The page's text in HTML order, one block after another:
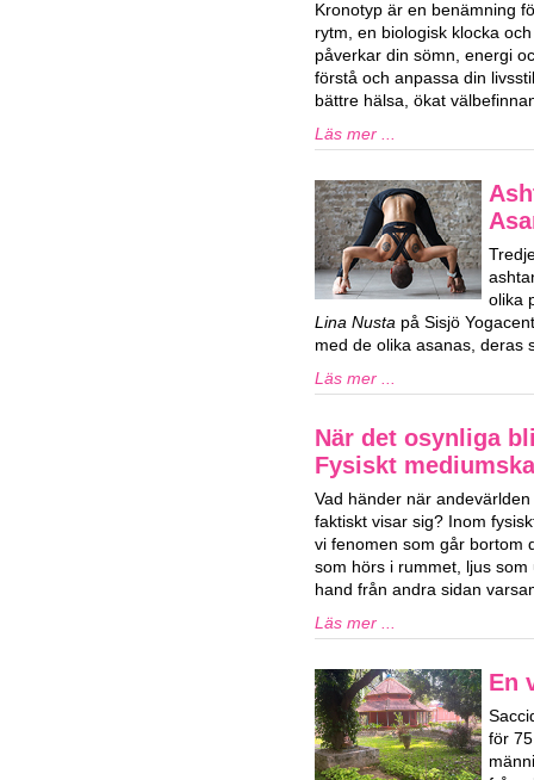
Kronotyp är en benämning
rytm, en biologisk klocka
påverkar din sömn, energi
förstå och anpassa din
bättre hälsa, ökat
Läs mer ...
olika
Lina Nusta på Sisjö
med de olika asanas, deras
Läs mer ...
När det osynliga
Fysiskt
Vad händer när
faktiskt visar sig? Inom
vi fenomen som går bortom
som hörs i rummet, ljus
hand från andra sidan
Läs mer ...
En
för